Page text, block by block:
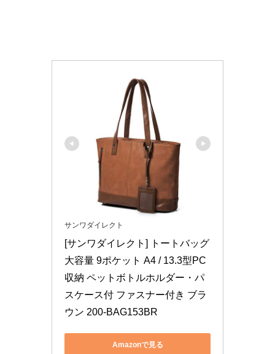
サンワダイレクト
[サンワダイレクト] トートバッグ
大容量 9ポケット A4 / 13.3型PC
収納 ペットボトルホルダー・パ
スケース付 ファスナー付き ブラ
ウン 200-BAG153BR
Amazonで見る